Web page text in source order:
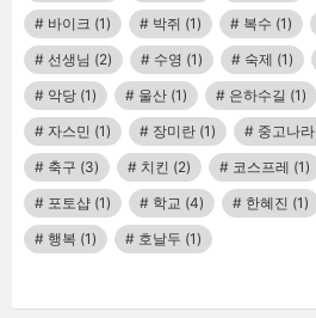
바이크 (1) 박쥐 (1) 복수 (1)
선생님 (2) 수영 (1) 숙제 (1)
악당 (1) 울산 (1) 은하수길 (1)
자스민 (1) 장미란 (1) 중고나라
축구 (3) 치킨 (2) 코스프레 (1)
포토샵 (1) 학교 (4) 한혜진 (1)
행복 (1) 호날두 (1)